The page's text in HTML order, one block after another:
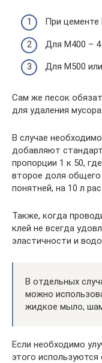
При цементе
Для М400 – 4
Для М500
Сам же песок
для удаления
В случае
добавляют
пропорции 1 к 50,
второе доля общего
понятней, на 10 л
Также, когда
клей не всегда
эластичности и
В отдельных
можно
жидкое мыло,
Если необходимо
этого используются